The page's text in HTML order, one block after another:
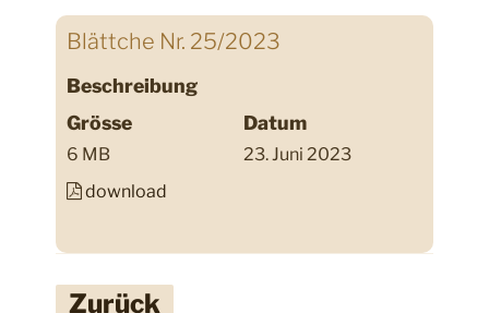
Blättche Nr. 25/2023
Beschreibung
Grösse
6 MB
Datum
23. Juni 2023
download
Zurück